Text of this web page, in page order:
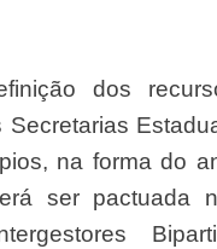
Secretarias
na forma do
ser pactuada